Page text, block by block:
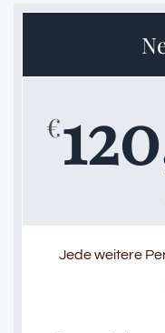
€
Jede weitere